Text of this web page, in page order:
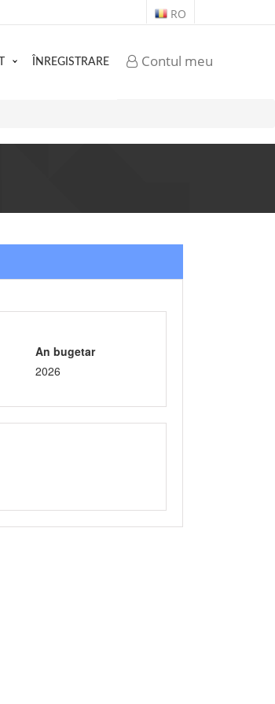
RO
Contul meu
ÎNREGISTRARE
An bugetar
2026